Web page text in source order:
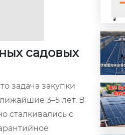
садовых
задача закупки
3–5 лет. В
сталкивались с